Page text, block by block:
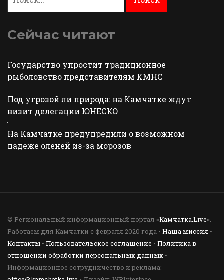
Сейчас читают
Государство упростит традиционное
рыболовство представителям КМНС
Под угрозой ли природа: на Камчатке ждут
визит делегации ЮНЕСКО
На Камчатке предупредили о возможном
падеже оленей из-за морозов
© Региональный информационный портал «Камчатка.Live»
Работаем для Камчатки с февраля 2020 года • Наша миссия •
Контакты • Пользовательское соглашение • Политика в
отношении обработки персональных данных •
Информационное сотрудничество и реклама: